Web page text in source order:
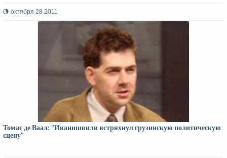
октября 28 2011
Томас де Ваал: "Иванишвили встряхнул грузинскую политическую
сцену"